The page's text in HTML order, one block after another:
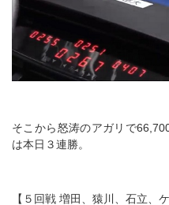
そこから怒涛のアガリで
は本日３連勝。
【５回戦 増田、猿川、石立、ケ